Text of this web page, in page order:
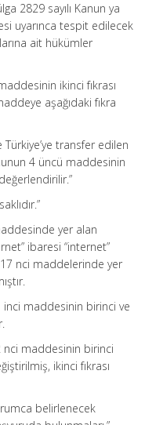
2829 sayılı Kanun ya
uyarınca tespit edilecek
ait hükümler
ikinci fıkrası
aşağıdaki fıkra
transfer edilen
4 üncü maddesinin
yer alan
ibaresi “internet”
nci maddelerinde yer
inci maddesinin birinci ve
nci maddesinin birinci
ikinci fıkrası
belirlenecek